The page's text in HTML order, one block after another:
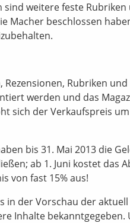
weitere feste
Macher beschlossen
Rubriken
werden und das
sich der Verkaufspreis
bis 31. Mai 2013 die
ab 1. Juni kostet das
von fast 15% aus!
in der Vorschau der
Inhalte